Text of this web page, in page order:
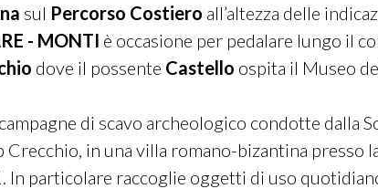
sul Percorso Costiero all’altezza delle
- MONTI è occasione per pedalare lungo il
dove il possente Castello ospita il Museo
di scavo archeologico condotte dalla
Crecchio, in una villa romano-bizantina presso
particolare raccoglie oggetti di uso